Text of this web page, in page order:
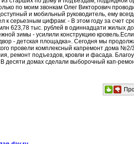
по моим звонкам Олег Викторович
и мобильный руководитель, ему
серьезным цифрам: - В этом году за счет
623,78 тыс. рублей в одиннадцати жилых
зимы - усилили конструкцию
- детская площадка». Сегодня мы
провели комплексный капремонт дома
ремонт подъездов, кровли и фасада.
десяти домах сделали выборочный кап-